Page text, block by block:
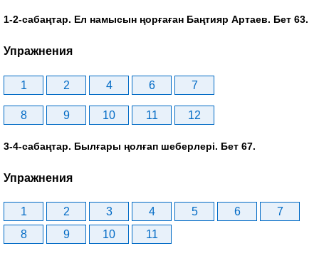
1-2-сабаңтар. Ел намысын ңорғаған Баңтияр Артаев. Бет 63.
Упражнения
1 2 4 6 7
8 9 10 11 12
3-4-сабаңтар. Былғары ңолғап шеберлері. Бет 67.
Упражнения
1 2 3 4 5 6
7
8
9 10 11